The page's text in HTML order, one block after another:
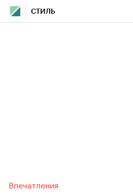
СТИЛЬ
Впечатления